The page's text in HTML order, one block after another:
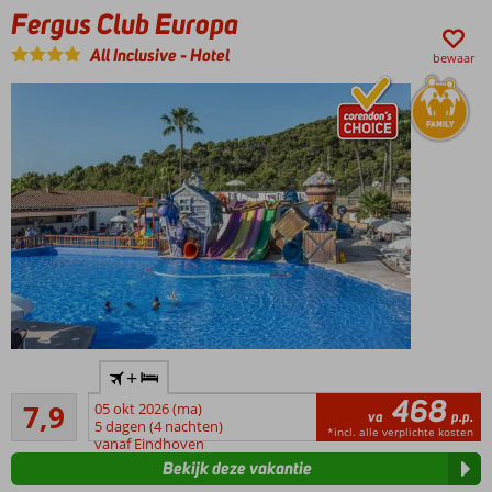
strand?
Pak de
gratis
shuttle
Fergus Club Europa
All Inclusive-Hotel bewaar
familieresort
met volop
faciliteiten
7,9
Goed
839
beoordelingen
+
05 okt 2026 (ma)
5 dagen (4 nachten)
vanaf Eindhoven
va 468 p.p.
*incl. alle verplichte kosten
Bekijk deze vakantie